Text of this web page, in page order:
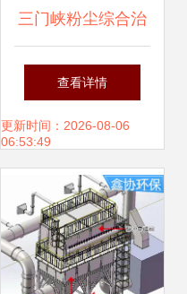
三门峡粉尘综合治
理 聚焦无组织排
放，助力绿色转型
查看详情
更新时间：2026-08-06
06:53:49